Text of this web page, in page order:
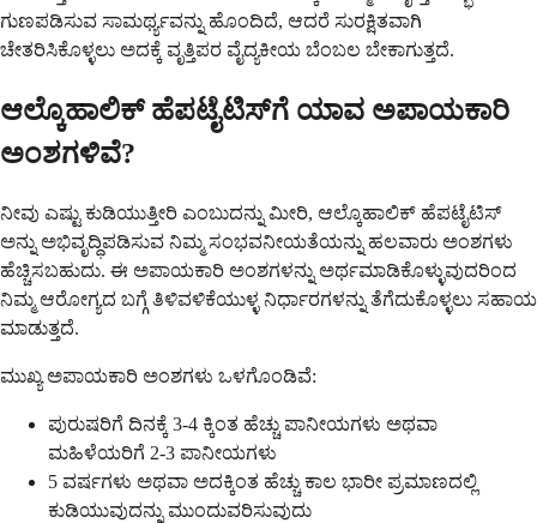
ಗುಣಪಡಿಸುವ ಸಾಮರ್ಥ್ಯವನ್ನು ಹೊಂದಿದೆ, ಆದರೆ ಸುರಕ್ಷಿತವಾಗಿ
ಚೇತರಿಸಿಕೊಳ್ಳಲು ಅದಕ್ಕೆ ವೃತ್ತಿಪರ ವೈದ್ಯಕೀಯ ಬೆಂಬಲ ಬೇಕಾಗುತ್ತದೆ.
ಆಲ್ಕೊಹಾಲಿಕ್ ಹೆಪಟೈಟಿಸ್‌ಗೆ ಯಾವ ಅಪಾಯಕಾರಿ
ಅಂಶಗಳಿವೆ?
ನೀವು ಎಷ್ಟು ಕುಡಿಯುತ್ತೀರಿ ಎಂಬುದನ್ನು ಮೀರಿ, ಆಲ್ಕೊಹಾಲಿಕ್ ಹೆಪಟೈಟಿಸ್
ಅನ್ನು ಅಭಿವೃದ್ಧಿಪಡಿಸುವ ನಿಮ್ಮ ಸಂಭವನೀಯತೆಯನ್ನು ಹಲವಾರು ಅಂಶಗಳು
ಹೆಚ್ಚಿಸಬಹುದು. ಈ ಅಪಾಯಕಾರಿ ಅಂಶಗಳನ್ನು ಅರ್ಥಮಾಡಿಕೊಳ್ಳುವುದರಿಂದ
ನಿಮ್ಮ ಆರೋಗ್ಯದ ಬಗ್ಗೆ ತಿಳಿವಳಿಕೆಯುಳ್ಳ ನಿರ್ಧಾರಗಳನ್ನು ತೆಗೆದುಕೊಳ್ಳಲು ಸಹಾಯ
ಮಾಡುತ್ತದೆ.
ಮುಖ್ಯ ಅಪಾಯಕಾರಿ ಅಂಶಗಳು ಒಳಗೊಂಡಿವೆ:
ಪುರುಷರಿಗೆ ದಿನಕ್ಕೆ 3-4 ಕ್ಕಿಂತ ಹೆಚ್ಚು ಪಾನೀಯಗಳು ಅಥವಾ
ಮಹಿಳೆಯರಿಗೆ 2-3 ಪಾನೀಯಗಳು
5 ವರ್ಷಗಳು ಅಥವಾ ಅದಕ್ಕಿಂತ ಹೆಚ್ಚು ಕಾಲ ಭಾರೀ ಪ್ರಮಾಣದಲ್ಲಿ
ಕುಡಿಯುವುದನ್ನು ಮುಂದುವರಿಸುವುದು